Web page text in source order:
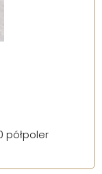
półpoler